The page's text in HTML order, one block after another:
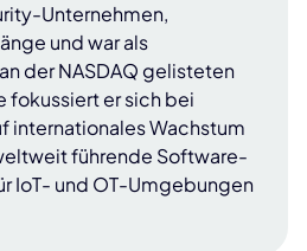
Unternehmen,
und war als
der NASDAQ gelisteten
er sich bei
internationales Wachstum
führende Software-
IoT- und OT-Umgebungen